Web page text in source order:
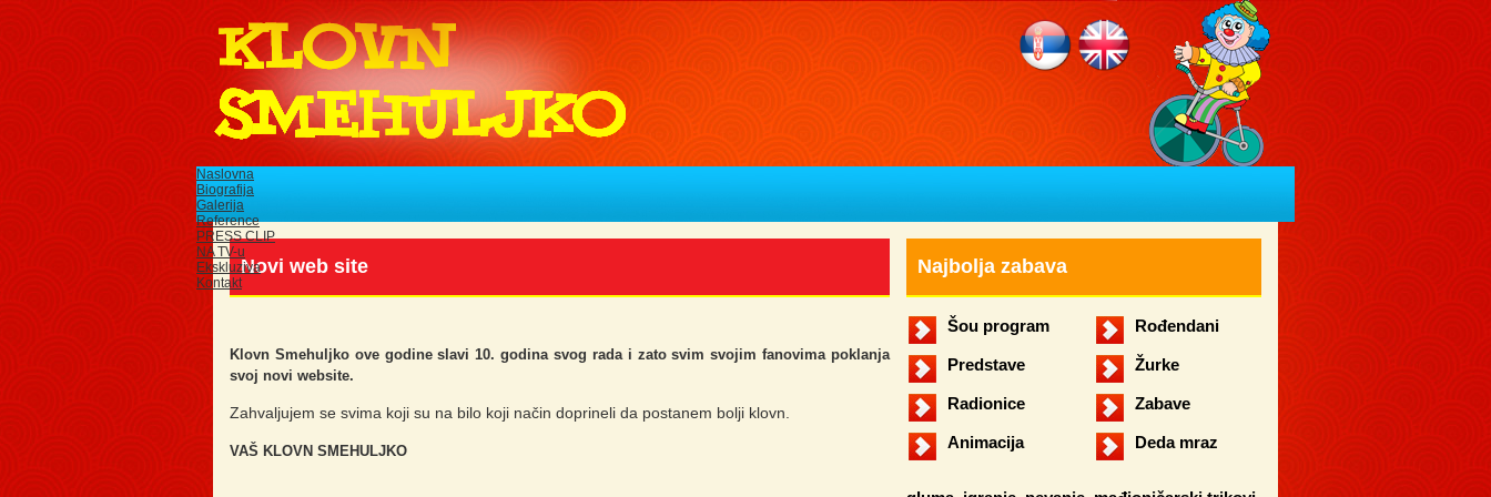
Naslovna
Biografija
Galerija
Reference
PRESS CLIP
NA TV-u
Ekskluziva
Kontakt
Novi web site
Klovn Smehuljko ove godine slavi 10. godina svog rada i zato svim svojim fanovima poklanja
svoj novi website.
Zahvaljujem se svima koji su na bilo koji način doprineli da postanem bolji klovn.
VAŠ KLOVN SMEHULJKO
Najbolja zabava
Šou program
Predstave
Radionice
Animacija
Rođendani
Žurke
Zabave
Deda mraz